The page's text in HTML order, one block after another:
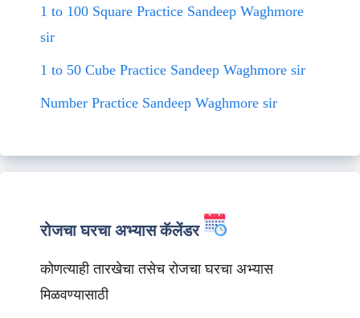
1 to 100 Square Practice Sandeep Waghmore
sir
1 to 50 Cube Practice Sandeep Waghmore sir
Number Practice Sandeep Waghmore sir
रोजचा घरचा अभ्यास कॅलेंडर
कोणत्याही तारखेचा तसेच रोजचा घरचा अभ्यास
मिळवण्यासाठी